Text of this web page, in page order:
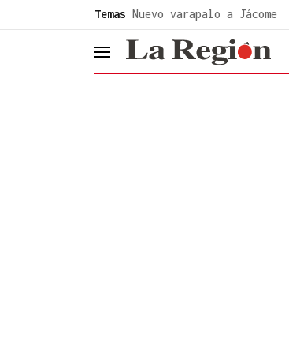
Temas Nuevo varapalo a Jácome
header.menu.open